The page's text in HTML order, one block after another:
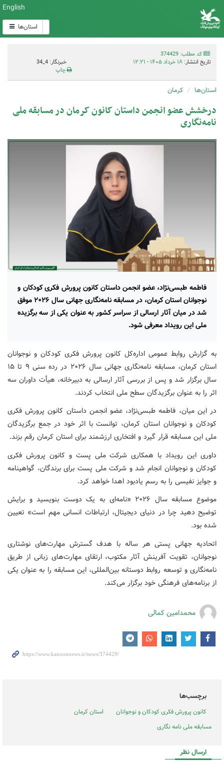
English
استان‌ها
کد مطلب: 374429
تاریخ انتشار: ۱۸ خرداد ۱۴۰۵ - ۱۲:۲۱
خبرنگار: 4_34
چاپ
استان‌ها کرمان
درخشش عضو انجمن داستان کانون کرمان در مسابقه ملی
نامه‌نگاری
فاطمه طبسی‌نژاد، عضو انجمن داستان کانون پرورش فکری کودکان و
نوجوانان استان کرمان، در مسابقه نامه‌نگاری جهانی سال ۲۰۲۶ موفق
شد در میان آثار ارسالی از سراسر کشور به عنوان یکی از سه برگزیده
ملی این رویداد معرفی شود.
به گزارش روابط عمومی اداره‌کل کانون پرورش فکری کودکان و نوجوانان
استان کرمان، مسابقه نامه‌نگاری جهانی سال ۲۰۲۶ در رده سنی ۹ تا ۱۵
سال برگزار شد و پس از بررسی آثار ارسالی به دبیرخانه، هیأت داوران سه
اثر را به عنوان برگزیدگان سطح ملی انتخاب کردند.
در این میان، فاطمه طبسی‌نژاد، عضو انجمن داستان کانون پرورش فکری
کودکان و نوجوانان استان کرمان، توانست با اثر خود در جمع برگزیدگان
ملی این مسابقه قرار گیرد و افتخاری ارزشمند برای استان کرمان رقم بزند.
داوری این رویداد با همکاری شرکت ملی پست و کانون پرورش فکری
کودکان و نوجوانان انجام شد و شرکت ملی پست برای برندگان، گواهینامه
و جوایز نفیسی را به رسم یادبود اهدا خواهد کرد.
موضوع مسابقه سال ۲۰۲۶ «نامه‌ای به یک دوست بنویسید و برایش
توضیح دهید چرا در دنیای دیجیتال، ارتباطات انسانی مهم است» تعیین
شده بود.
اتحادیه جهانی پستی هر ساله با هدف گسترش مهارت‌های نوشتاری
نوجوانان، تقویت آفرینش آثار مکتوب، ارتقای مهارت‌های زبانی از طریق
نامه‌نگاری و توسعه روابط دوستانه بین‌المللی، این مسابقه را به عنوان یکی
از برنامه‌های فرهنگی خود برگزار می‌کند.
محمدامین کمالی
برچسب‌ها
کانون پرورش فکری کودکان و نوجوانان
استان کرمان
مسابقه ملی نامه نگاری
ارسال نظر